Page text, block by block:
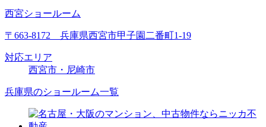
西宮ショールーム
〒663-8172 兵庫県西宮市甲子園二番町1-19
対応エリア
西宮市・尼崎市
兵庫県のショールーム一覧